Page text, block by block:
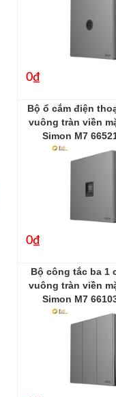
0₫
Bộ ổ cắm điện
vuông tràn viền
Simon M7
665214M-
0₫
Bộ công tắc ba 1
vuông tràn viền
Simon M7
661031-